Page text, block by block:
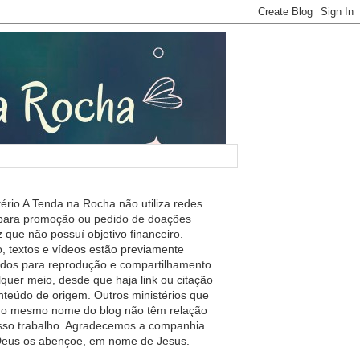
A Tenda na Rocha não utiliza redes
promoção ou pedido de doações
que não possuí objetivo financeiro.
textos e vídeos estão previamente
para reprodução e compartilhamento
meio, desde que haja link ou citação
de origem. Outros ministérios que
mesmo nome do blog não têm relação
trabalho. Agradecemos a companhia
os abençoe, em nome de Jesus.